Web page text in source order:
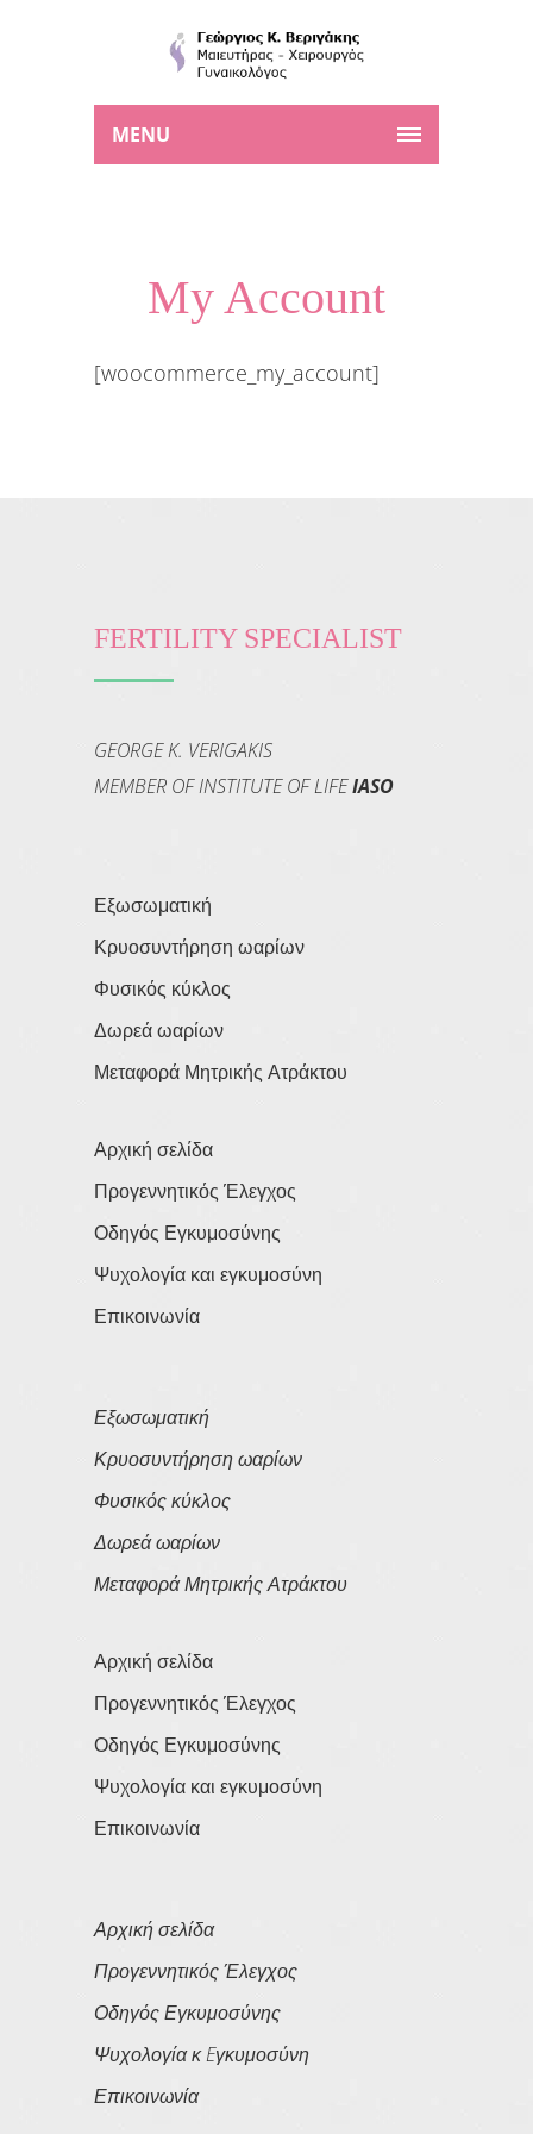
MENU
My Account
[woocommerce_my_account]
FERTILITY SPECIALIST
GEORGE K. VERIGAKIS
MEMBER OF INSTITUTE OF LIFEIASO
Εξωσωματική
Κρυοσυντήρηση ωαρίων
Φυσικός κύκλος
Δωρεά ωαρίων
Μεταφορά Μητρικής Ατράκτου
Αρχική σελίδα
Προγεννητικός Έλεγχος
Οδηγός Εγκυμοσύνης
Ψυχολογία και εγκυμοσύνη
Επικοινωνία
Εξωσωματική
Κρυοσυντήρηση ωαρίων
Φυσικός κύκλος
Δωρεά ωαρίων
Μεταφορά Μητρικής Ατράκτου
Αρχική σελίδα
Προγεννητικός Έλεγχος
Οδηγός Εγκυμοσύνης
Ψυχολογία και εγκυμοσύνη
Επικοινωνία
Αρχική σελίδα
Προγεννητικός Έλεγχος
Οδηγός Εγκυμοσύνης
Ψυχολογία κ Eγκυμοσύνη
Επικοινωνία